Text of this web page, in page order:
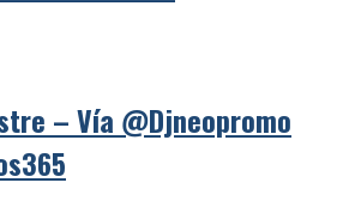
– Vía @Djneopromo